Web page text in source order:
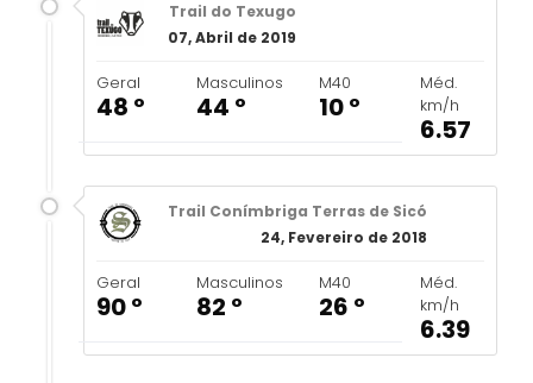
Trail do Texugo
07, Abril de 2019
Geral
48 º
Masculinos
44 º
M40
10 º
Méd.
km/h
6.57
Trail Conímbriga Terras de Sicó
24, Fevereiro de 2018
Geral
90 º
Masculinos
82 º
M40
26 º
Méd.
km/h
6.39